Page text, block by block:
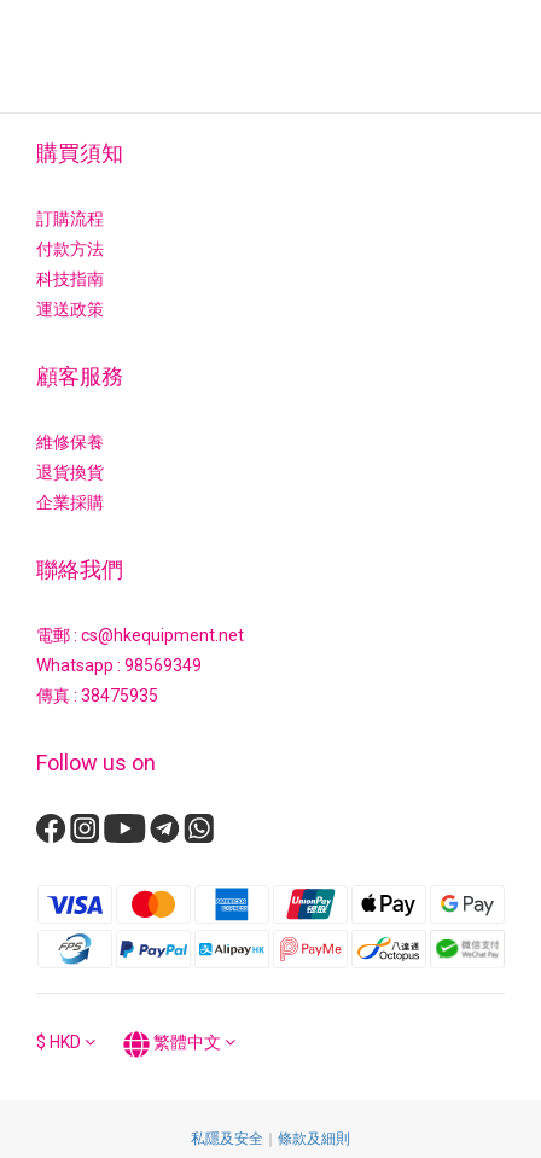
購買須知
訂購流程
付款方法
科技指南
運送政策
顧客服務
維修保養
退貨換貨
企業採購
聯絡我們
電郵 : cs@hkequipment.net
Whatsapp : 98569349
傳真 : 38475935
Follow us on
$ HKD 繁體中文
私隱及安全 ｜ 條款及細則